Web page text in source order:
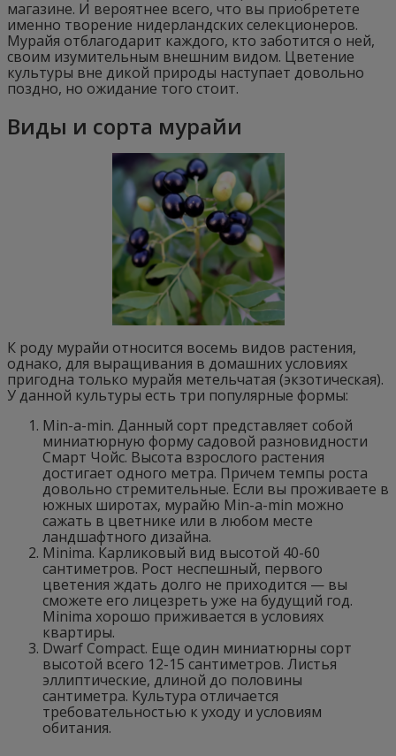
магазине. И вероятнее всего, что вы приобретете
именно творение нидерландских селекционеров.
Мурайя отблагодарит каждого, кто заботится о ней,
своим изумительным внешним видом. Цветение
культуры вне дикой природы наступает довольно
поздно, но ожидание того стоит.
Виды и сорта мурайи
К роду мурайи относится восемь видов растения,
однако, для выращивания в домашних условиях
пригодна только мурайя метельчатая (экзотическая).
У данной культуры есть три популярные формы:
Min-a-min. Данный сорт представляет собой
миниатюрную форму садовой разновидности
Смарт Чойс. Высота взрослого растения
достигает одного метра. Причем темпы роста
довольно стремительные. Если вы проживаете в
южных широтах, мурайю Min-a-min можно
сажать в цветнике или в любом месте
ландшафтного дизайна.
Minima. Карликовый вид высотой 40-60
сантиметров. Рост неспешный, первого
цветения ждать долго не приходится — вы
сможете его лицезреть уже на будущий год.
Minima хорошо приживается в условиях
квартиры.
Dwarf Compact. Еще один миниатюрны сорт
высотой всего 12-15 сантиметров. Листья
эллиптические, длиной до половины
сантиметра. Культура отличается
требовательностью к уходу и условиям
обитания.